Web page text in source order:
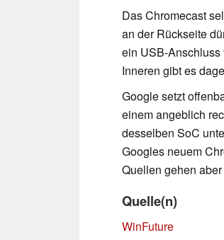
Das Chromecast
an der Rückseite
ein USB-Anschluss
Inneren gibt es
Google setzt
einem angeblich
desselben SoC
Googles neuem
Quellen gehen
Quelle(n)
WinFuture